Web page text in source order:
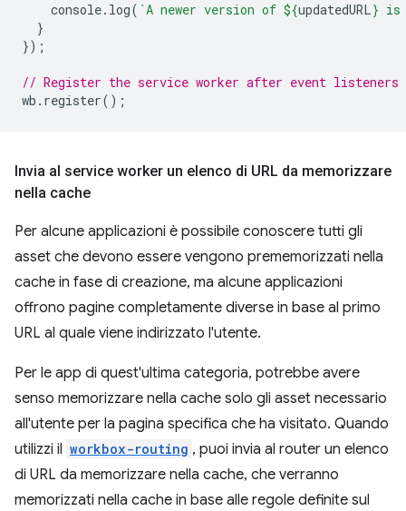
console. log( `A newer version of ${updatedURL} is
}
});
// Register the service worker after event listeners
wb . register();
Invia al service worker un elenco di URL da memorizzare
nella cache
Per alcune applicazioni è possibile conoscere tutti gli
asset che devono essere vengono prememorizzati nella
cache in fase di creazione, ma alcune applicazioni
offrono pagine completamente diverse in base al primo
URL al quale viene indirizzato l'utente.
Per le app di quest'ultima categoria, potrebbe avere
senso memorizzare nella cache solo gli asset necessario
all'utente per la pagina specifica che ha visitato. Quando
utilizzi il workbox-routing , puoi invia al router un elenco
di URL da memorizzare nella cache, che verranno
memorizzati nella cache in base alle regole definite sul